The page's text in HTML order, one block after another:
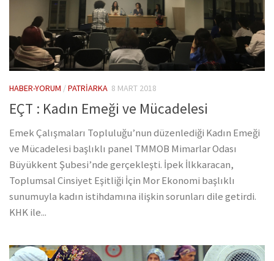
HABER-YORUM /PATRIARKA 8 MART 2018
EÇT : Kadın Emeği ve Mücadelesi
Emek Çalışmaları Topluluğu’nun düzenlediği Kadın Emeği
ve Mücadelesi başlıklı panel TMMOB Mimarlar Odası
Büyükkent Şubesi’nde gerçekleşti. İpek İlkkaracan,
Toplumsal Cinsiyet Eşitliği İçin Mor Ekonomi başlıklı
sunumuyla kadın istihdamına ilişkin sorunları dile getirdi.
KHK ile...